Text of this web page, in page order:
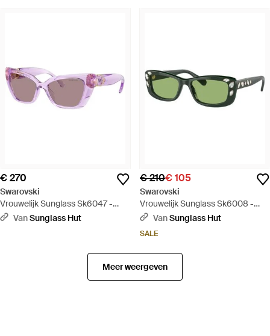
€ 270
Swarovski
Vrouwelijk Sunglass Sk6047 -
PaarsVanSunglass Hut
€ 210€ 105
Swarovski
Vrouwelijk Sunglass Sk6008 -
Groen
VanSunglass Hut
SALE
Meer weergeven